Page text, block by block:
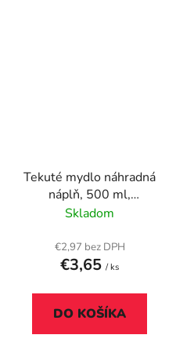
Tekuté mydlo náhradná
náplň, 500 ml,
FROSCH, granátové
Skladom
€2,97 bez DPH
€3,65 / ks
DO KOŠÍKA